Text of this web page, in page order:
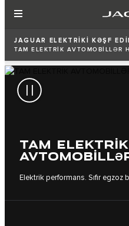
JAGUAR ELEKTRİKİ KƏŞF
TAM ELEKTRİK AVTOMOBİLLƏR
TAM ELEKTRİK
Elektrik performans. Sıfır egzoz